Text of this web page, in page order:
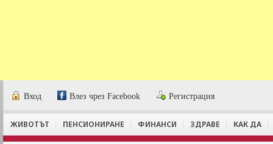
Вход Влез чрез Facebook Регистрация
ЖИВОТЪТ ПЕНСИОНИРАНЕ ФИНАНСИ ЗДРАВЕ КАК ДА